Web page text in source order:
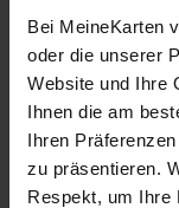
Bei MeineKarten
oder die unserer
Website und Ihre
Ihnen die am
Ihren
zu präsentieren.
Respekt, um Ihre